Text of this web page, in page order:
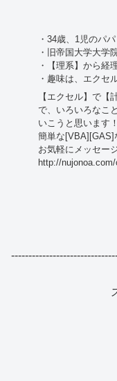
・34歳、1児のパパ
・旧帝国大学大学
・【理系】から経
・趣味は、エクセ
【エクセル】で【
で、いろいろなこ
いこうと思います！
簡単な[VBA][GAS]
お気軽にメッセー
http://